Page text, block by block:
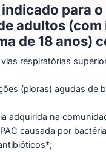
para o
adultos (com
de 18 anos)
respiratórias
(pioras) agudas de
adquirida na
causada por